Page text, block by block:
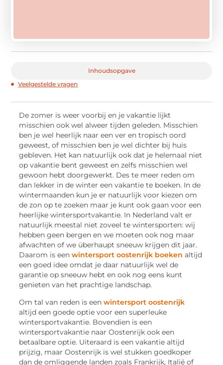
Inhoudsopgave
Veelgestelde vragen
De zomer is weer voorbij en je vakantie lijkt
misschien ook wel alweer tijden geleden. Misschien
ben je wel heerlijk naar een ver en tropisch oord
geweest, of misschien ben je wel dichter bij huis
gebleven. Het kan natuurlijk ook dat je helemaal niet
op vakantie bent geweest en zelfs misschien wel
gewoon hebt doorgewerkt. Des te meer reden om
dan lekker in de winter een vakantie te boeken. In de
wintermaanden kun je er natuurlijk voor kiezen om
de zon op te zoeken maar je kunt ook gaan voor een
heerlijke wintersportvakantie. In Nederland valt er
natuurlijk meestal niet zoveel te wintersporten: wij
hebben geen bergen en we moeten ook nog maar
afwachten of we überhaupt sneeuw krijgen dit jaar.
Daarom is eenwintersport oostenrijk boeken altijd
een goed idee omdat je daar natuurlijk wel de
garantie op sneeuw hebt en ook nog eens kunt
genieten van het prachtige landschap.
Om tal van reden is eenwintersport oostenrijk
altijd een goede optie voor een superleuke
wintersportvakantie. Bovendien is een
wintersportvakantie naar Oostenrijk ook een
betaalbare optie. Uiteraard is een vakantie altijd
prijzig, maar Oostenrijk is wel stukken goedkoper
dan de omliggende landen zoals Frankrijk, Italië of